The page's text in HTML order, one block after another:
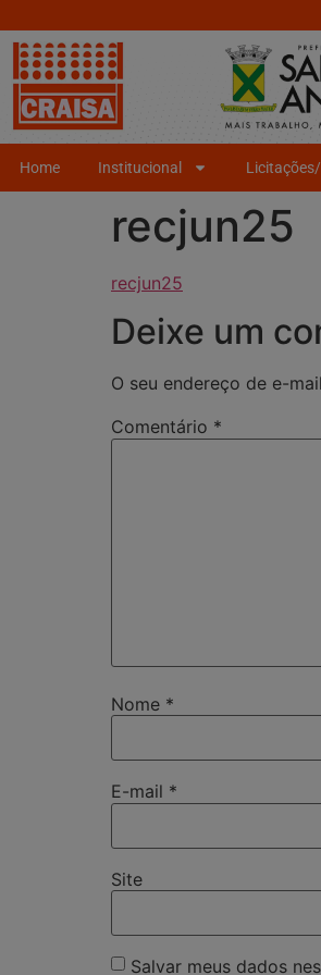
Home Institucional
recjun25
recjun25
Deixe um
O seu endereço de e-
Comentário *
Nome *
E-mail *
Site
Salvar meus dados